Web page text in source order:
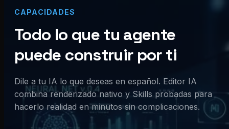
CAPACIDADES
Todo lo que tu agente
puede construir por ti
Dile a tu IA lo que deseas en español. Editor IA
combina renderizado nativo y Skills probadas para
hacerlo realidad en minutos sin complicaciones.